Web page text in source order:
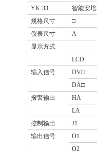
YK-33
智能安
规格尺寸
□
仪表尺寸
A
显示方式
LCD
输入信号
DV□
DA□
报警输出
HA
LA
控制输出
J1
输出信号
O1
O2